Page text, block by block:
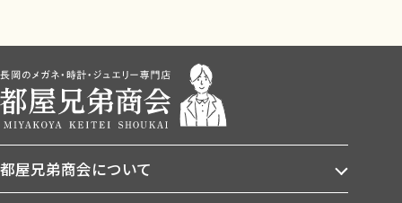
都屋兄弟商会について